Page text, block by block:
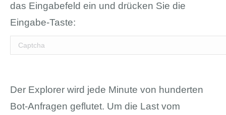
das Eingabefeld ein und drücken Sie die
Eingabe-Taste:
Der Explorer wird jede Minute von hunderten
Bot-Anfragen geflutet. Um die Last vom